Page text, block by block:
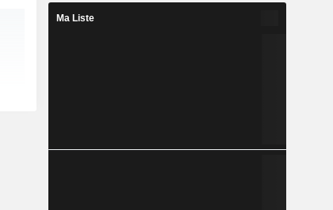
Ma Liste